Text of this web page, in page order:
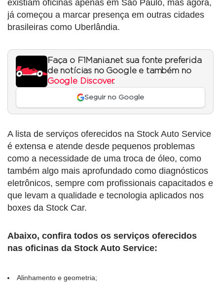
existiam oficinas apenas em São Paulo, mas agora,
já começou a marcar presença em outras cidades
brasileiras como Uberlândia.
Faça o F1Mania.net sua fonte preferida
de notícias no Google e também no
Google Discover.
Seguir no Google
A lista de serviços oferecidos na Stock Auto Service
é extensa e atende desde pequenos problemas
como a necessidade de uma troca de óleo, como
também algo mais aprofundado como diagnósticos
eletrônicos, sempre com profissionais capacitados e
que levam a qualidade e tecnologia aplicados nos
boxes da Stock Car.
Abaixo, confira todos os serviços oferecidos
nas oficinas da Stock Auto Service:
Alinhamento e geometria;